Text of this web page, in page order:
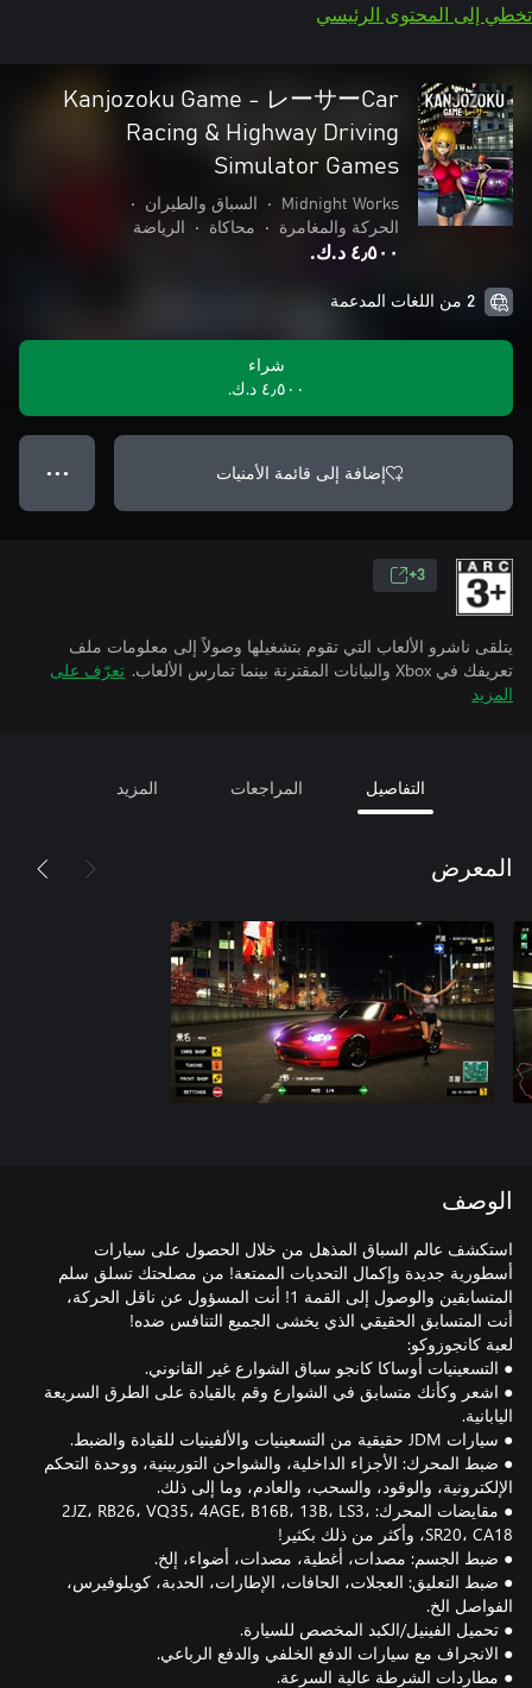
تخطي إلى المحتوى الرئيسي
Kanjozoku Game - レーサーCar
Racing & Highway Driving
Simulator Games
Midnight Works
• السباق والطيران
•
الحركة والمغامرة
• محاكاة • الرياضة
٤٫٥٠٠ د.ك.‏
2 من اللغات المدعمة
شراء
٤٫٥٠٠ د.ك.‏
إضافة إلى قائمة الأمنيات ● ● ●
3+
يتلقى ناشرو الألعاب التي تقوم بتشغيلها وصولاً إلى معلومات ملف
تعريفك في Xbox والبيانات المقترنة بينما تمارس الألعاب.
تعرّف على
المزيد
التفاصيل المراجعات المزيد
المعرض
الوصف
استكشف عالم السباق المذهل من خلال الحصول على سيارات
أسطورية جديدة وإكمال التحديات الممتعة! من مصلحتك تسلق سلم
المتسابقين والوصول إلى القمة 1! أنت المسؤول عن ناقل الحركة،
● اشعر وكأنك متسابق في الشوارع وقم بالقيادة على الطرق السريعة
● ضبط المحرك: الأجزاء الداخلية، والشواحن التوربينية، ووحدة التحكم
● مقايضات المحرك: 2JZ، RB26، VQ35، 4AGE، B16B، 13B، LS3،
● ضبط التعليق: العجلات، الحافات، الإطارات، الحدبة، كويلوفيرس،